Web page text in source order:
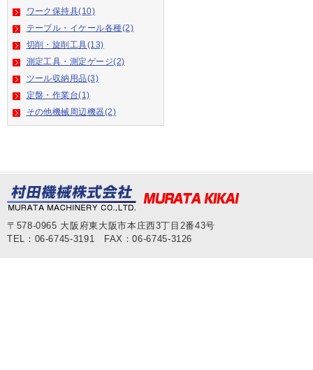
ワーク保持具(10)
テーブル・イケール各種(2)
切削・旋削工具(13)
測定工具・測定ゲージ(2)
ツール収納用品(3)
定盤・作業台(1)
その他機械周辺機器(2)
〒578-0965 大阪府東大阪市本庄西3丁目2番43号
TEL：06-6745-3191 FAX：06-6745-3126